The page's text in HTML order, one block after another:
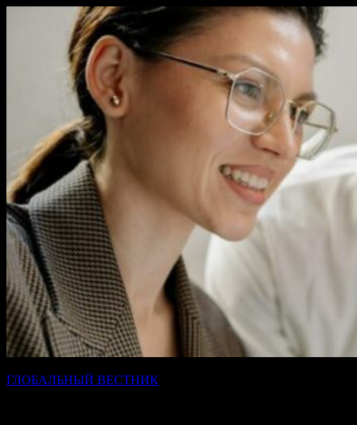
содержимому
ГЛОБАЛЬНЫЙ ВЕСТНИК